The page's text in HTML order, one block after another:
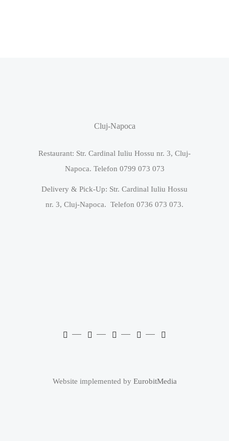
Cluj-Napoca
Restaurant: Str. Cardinal Iuliu Hossu nr. 3, Cluj-
Napoca. Telefon 0799 073 073
Delivery & Pick-Up: Str. Cardinal Iuliu Hossu
nr. 3, Cluj-Napoca. Telefon 0736 073 073.
Website implemented by EurobitMedia